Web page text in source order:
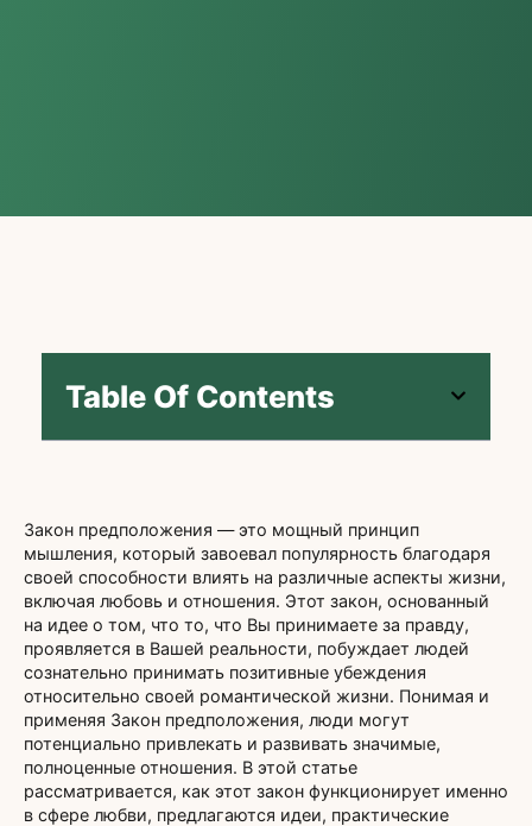
Table Of Contents
Закон предположения — это мощный принцип
мышления, который завоевал популярность благодаря
своей способности влиять на различные аспекты жизни,
включая любовь и отношения. Этот закон, основанный
на идее о том, что то, что Вы принимаете за правду,
проявляется в Вашей реальности, побуждает людей
сознательно принимать позитивные убеждения
относительно своей романтической жизни. Понимая и
применяя Закон предположения, люди могут
потенциально привлекать и развивать значимые,
полноценные отношения. В этой статье
рассматривается, как этот закон функционирует именно
в сфере любви, предлагаются идеи, практические